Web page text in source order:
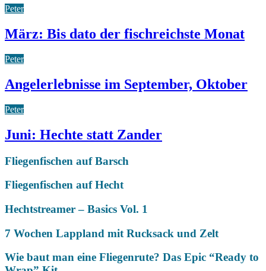
Peter
März: Bis dato der fischreichste Monat
Peter
Angelerlebnisse im September, Oktober
Peter
Juni: Hechte statt Zander
Fliegenfischen auf Barsch
Fliegenfischen auf Hecht
Hechtstreamer – Basics Vol. 1
7 Wochen Lappland mit Rucksack und Zelt
Wie baut man eine Fliegenrute? Das Epic “Ready to